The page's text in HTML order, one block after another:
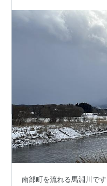
南部町を流れる馬淵川で